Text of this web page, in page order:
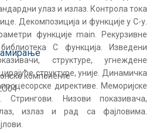
улаз и излаз. Контрола тока
Декомпозиција и функције у C-у.
функције main. Рекурзивне
C функција. Изведени
структуре, угнеждене
структуре, уније. Динамичка
директиве. Меморијске
Стрингови. Низови показивача,
излаз и рад са фајловима.
компоненте